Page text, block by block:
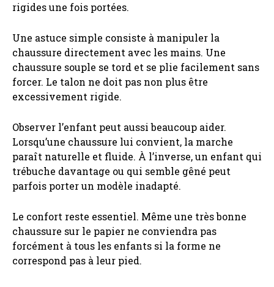
rigides une fois portées.
Une astuce simple consiste à manipuler la
chaussure directement avec les mains. Une
chaussure souple se tord et se plie facilement sans
forcer. Le talon ne doit pas non plus être
excessivement rigide.
Observer l’enfant peut aussi beaucoup aider.
Lorsqu’une chaussure lui convient, la marche
paraît naturelle et fluide. À l’inverse, un enfant qui
trébuche davantage ou qui semble gêné peut
parfois porter un modèle inadapté.
Le confort reste essentiel. Même une très bonne
chaussure sur le papier ne conviendra pas
forcément à tous les enfants si la forme ne
correspond pas à leur pied.